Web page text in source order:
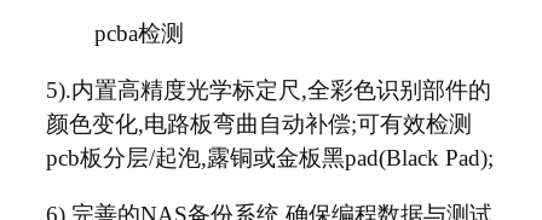
pcba检测
5).内置高精度光学标定尺,全彩色识别部件的
颜色变化,电路板弯曲自动补偿;可有效检测
pcb板分层/起泡,露铜或金板黑pad(Black Pad);